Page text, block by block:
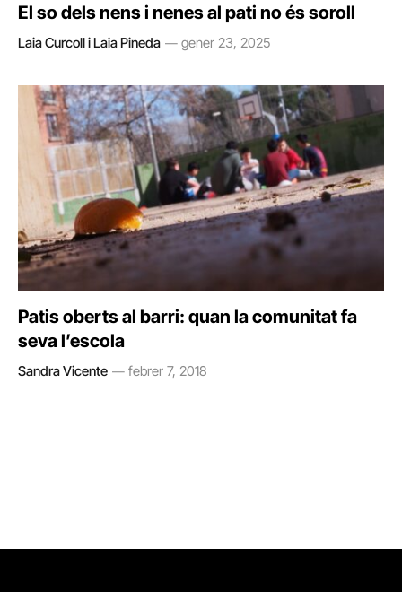
El so dels nens i nenes al pati no és soroll
Laia Curcoll i Laia Pineda gener 23, 2025
Patis oberts al barri: quan la comunitat fa
seva l’escola
Sandra Vicente febrer 7, 2018